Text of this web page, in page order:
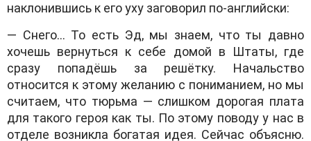
наклонившись к его уху заговорил по-английски:
— Снего… То есть Эд, мы знаем, что ты давно
хочешь вернуться к себе домой в Штаты, где
сразу попадёшь за решётку. Начальство
относится к этому желанию с пониманием, но мы
считаем, что тюрьма — слишком дорогая плата
для такого героя как ты. По этому поводу у нас в
отделе возникла богатая идея. Сейчас объясню.